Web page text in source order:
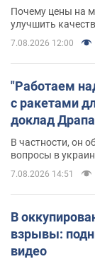
Почему цены на
улучшить
7.08.2026 12:00
"Работаем
с ракетами
доклад
В частности, он
вопросы в
7.08.2026 14:51
В
взрывы:
видео